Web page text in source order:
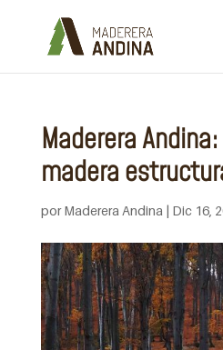
Maderera
madera
porMaderera Andina | Dic 16,